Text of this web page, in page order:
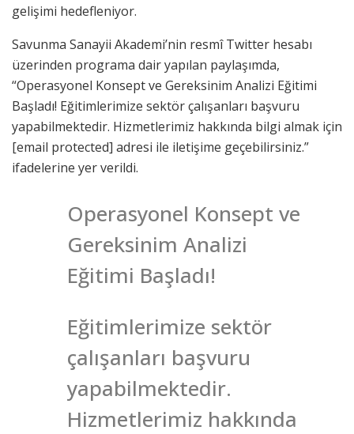
gelişimi hedefleniyor.
Savunma Sanayii Akademi’nin resmî Twitter hesabı
üzerinden programa dair yapılan paylaşımda,
“Operasyonel Konsept ve Gereksinim Analizi Eğitimi
Başladı! Eğitimlerimize sektör çalışanları başvuru
yapabilmektedir. Hizmetlerimiz hakkında bilgi almak için
[email protected] adresi ile iletişime geçebilirsiniz.”
ifadelerine yer verildi.
Operasyonel Konsept ve
Gereksinim Analizi
Eğitimi Başladı!
Eğitimlerimize sektör
çalışanları başvuru
yapabilmektedir.
Hizmetlerimiz hakkında